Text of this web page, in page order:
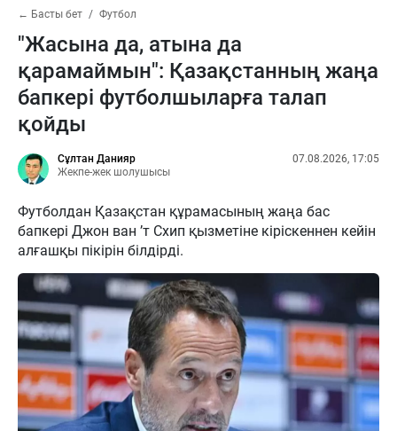
← Басты бет Футбол
"Жасына да, атына да
қарамаймын": Қазақстанның жаңа
бапкері футболшыларға талап
қойды
Сұлтан Данияр
Жекпе-жек шолушысы
07.08.2026, 17:05
Футболдан Қазақстан құрамасының жаңа бас
бапкері Джон ван ’т Схип қызметіне кіріскеннен кейін
алғашқы пікірін білдірді.